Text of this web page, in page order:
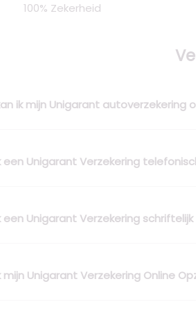
100% Zekerheid
ik mijn Unigarant autoverzekering
een Unigarant Verzekering
een Unigarant Verzekering
mijn Unigarant Verzekering Online